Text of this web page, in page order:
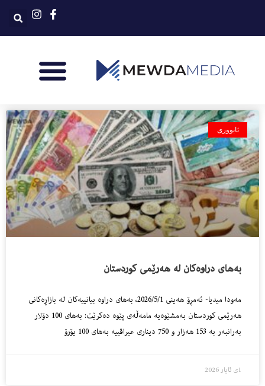
ئابووری
بەهای دراوەکان لە هەرێمی کوردستان
مەودا میدیا- ئەمڕۆ هەینی 2026/5/1، به‌هاى دراوه‌ بیانییه‌كان لە بازاڕەكانی
هەرێمی كوردستان به‌مشێوه‌یه‌ مامه‌ڵه‌ى پێوه‌ ده‌كرێت: به‌هاى 100 دۆلار
بەرانبه‌ر‌ به‌ 153 هەزار و 750 دینارى عیراقییە به‌هاى 100 یۆرۆ
1ی ئایار 2026